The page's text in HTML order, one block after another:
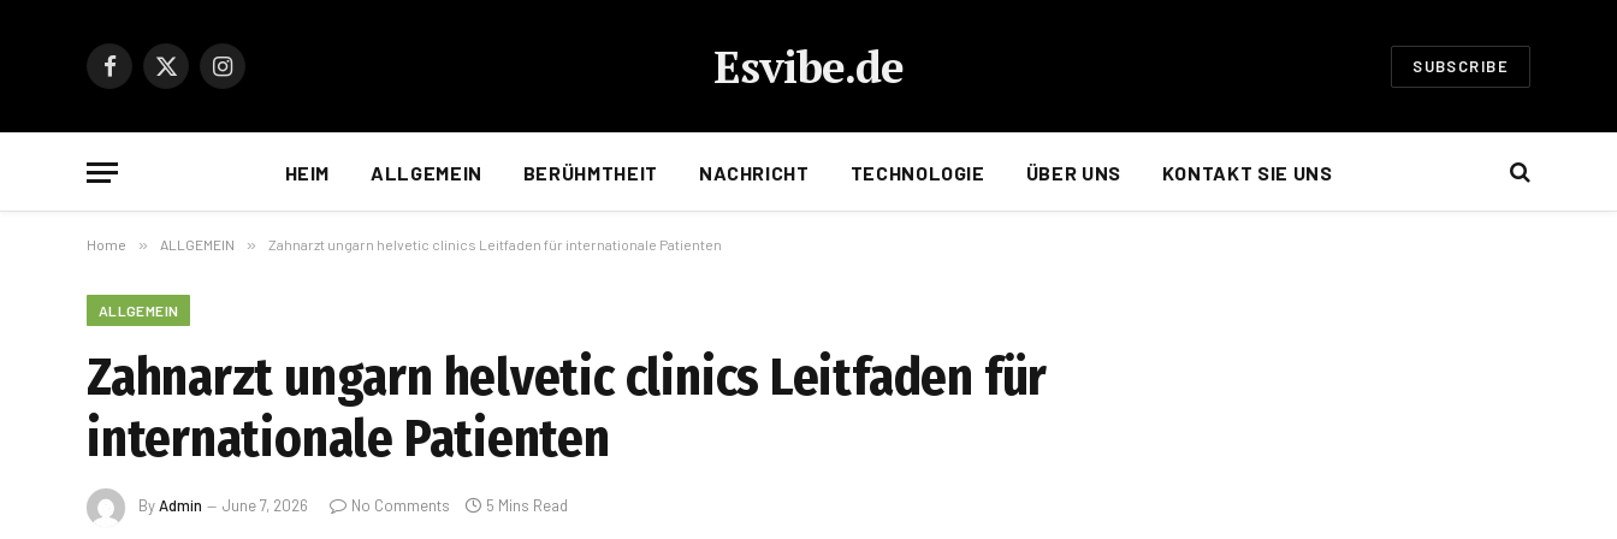
Facebook
X
Instagram Esvibe.de SUBSCRIBE
HEIM ALLGEMEIN BERÜHMTHEIT NACHRICHT TECHNOLOGIE ÜBER UNS KONTAKT SIE UNS
Home » ALLGEMEIN » Zahnarzt ungarn helvetic clinics Leitfaden für internationale Patienten
ALLGEMEIN
Zahnarzt ungarn helvetic clinics Leitfaden für
internationale Patienten
ByAdmin June 7, 2026 No Comments 5 Mins Read